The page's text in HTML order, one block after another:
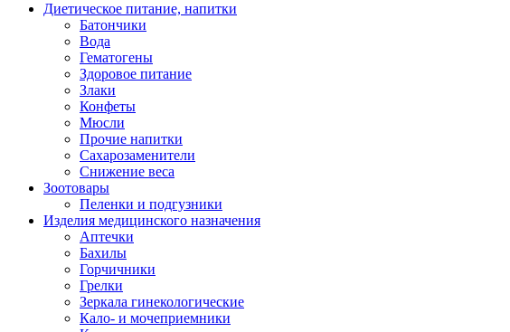
Диетическое питание, напитки
Батончики
Вода
Гематогены
Здоровое питание
Злаки
Конфеты
Мюсли
Прочие напитки
Сахарозаменители
Снижение веса
Зоотовары
Пеленки и подгузники
Изделия медицинского назначения
Аптечки
Бахилы
Горчичники
Грелки
Зеркала гинекологические
Кало- и мочеприемники